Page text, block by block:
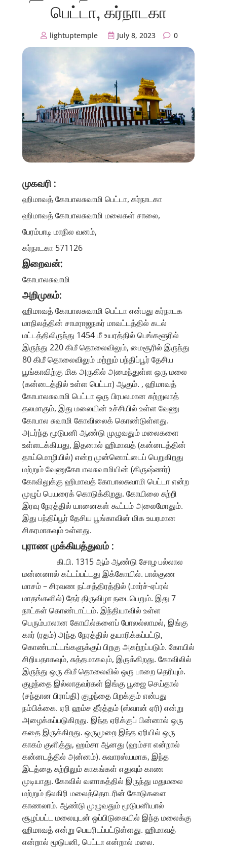
பெட்டா, கர்நாடகா
lightuptemple July 8, 2023 0
முகவரி :
ஹிமாவத் கோபாலசுவாமி பெட்டா, கர்நாடகா
ஹிமாவத் கோபாலசுவாமி மலைகள் சாலை,
பேரம்பாடி மாநில வனம்,
கர்நாடகா 571126
இறைவன்:
கோபாலசுவாமி
அறிமுகம்:
ஹிமாவத் கோபாலசுவாமி பெட்டா என்பது கர்நாடக
மாநிலத்தின் சாமராஜநகர் மாவட்டத்தில் கடல்
மட்டத்திலிருந்து 1454 மீ உயரத்தில் பெங்களூரில்
இருந்து 220 கிமீ தொலைவிலும், மைசூரில் இருந்து
80 கிமீ தொலைவிலும் மற்றும் பந்திப்பூர் தேசிய
பூங்காவிற்கு மிக அருகில் அமைந்துள்ள ஒரு மலை
(கன்னடத்தில் உள்ள பெட்டா) ஆகும். , ஹிமாவத்
கோபாலசுவாமி பெட்டா ஒரு பிரபலமான சுற்றுலாத்
தலமாகும், இது மலையின் உச்சியில் உள்ள வேணு
கோபால சுவாமி கோவிலைக் கொண்டுள்ளது.
அடர்ந்த மூடுபனி ஆண்டு முழுவதும் மலைகளை
உள்ளடக்கியது, இதனால் ஹிமாவத் (கன்னடத்தின்
தாய்மொழியில்) என்ற முன்னொட்டைப் பெறுகிறது
மற்றும் வேணுகோபாலசுவாமியின் (கிருஷ்ணர்)
கோவிலுக்கு ஹிமாவத் கோபாலசுவாமி பெட்டா என்ற
முழுப் பெயரைக் கொடுக்கிறது. கோயிலை சுற்றி
இரவு நேரத்தில் யானைகள் கூட்டம் அலைமோதும்.
இது பந்திப்பூர் தேசிய பூங்காவின் மிக உயரமான
சிகரமாகவும் உள்ளது.
புராண முக்கியத்துவம் :
கி.பி. 1315 ஆம் ஆண்டு சோழ பல்லால
மன்னனால் கட்டப்பட்டது இக்கோயில். பால்குண
மாசம் – சிரவண நட்சத்திரத்தில் (மார்ச்-ஏப்ரல்
மாதங்களில்) தேர் திருவிழா நடைபெறும். இது 7
நாட்கள் கொண்டாட்டம். இந்தியாவில் உள்ள
பெரும்பாலான கோயில்களைப் போலல்லாமல், இங்கு
கார் (ரதம்) அந்த நேரத்தில் தயாரிக்கப்பட்டு,
கொண்டாட்டங்களுக்குப் பிறகு அகற்றப்படும். கோயில்
சிறியதாகவும், சுத்தமாகவும், இருக்கிறது. கோவிலில்
இருந்து ஒரு கிமீ தொலைவில் ஒரு பாறை தெரியும்.
குழந்தை இல்லாதவர்கள் இங்கு பூஜை செய்தால்
(சந்தான பிராப்தி) குழந்தை பிறக்கும் என்பது
நம்பிக்கை. ஏரி ஹம்ச தீர்த்தம் (ஸ்வான் ஏரி) என்று
அழைக்கப்படுகிறது. இந்த ஏரிக்குப் பின்னால் ஒரு
கதை இருக்கிறது. ஒருமுறை இந்த ஏரியில் ஒரு
காகம் குளித்து, ஹம்சா ஆனது (ஹம்சா என்றால்
கன்னடத்தில் அன்னம்). சுவாரஸ்யமாக, இந்த
இடத்தை சுற்றிலும் காகங்கள் எதுவும் காண
முடியாது. கோவில் வளாகத்தில் இருந்து மதுமலை
மற்றும் நீலகிரி மலைத்தொடரின் கோடுகளை
காணலாம். ஆண்டு முழுவதும் மூடுபனியால்
சூழப்பட்ட மலையுடன் ஒப்பிடுகையில் இந்த மலைக்கு
ஹிமாவத் என்று பெயரிடப்பட்டுள்ளது. ஹிமாவத்
என்றால் மூடுபனி, பெட்டா என்றால் மலை.